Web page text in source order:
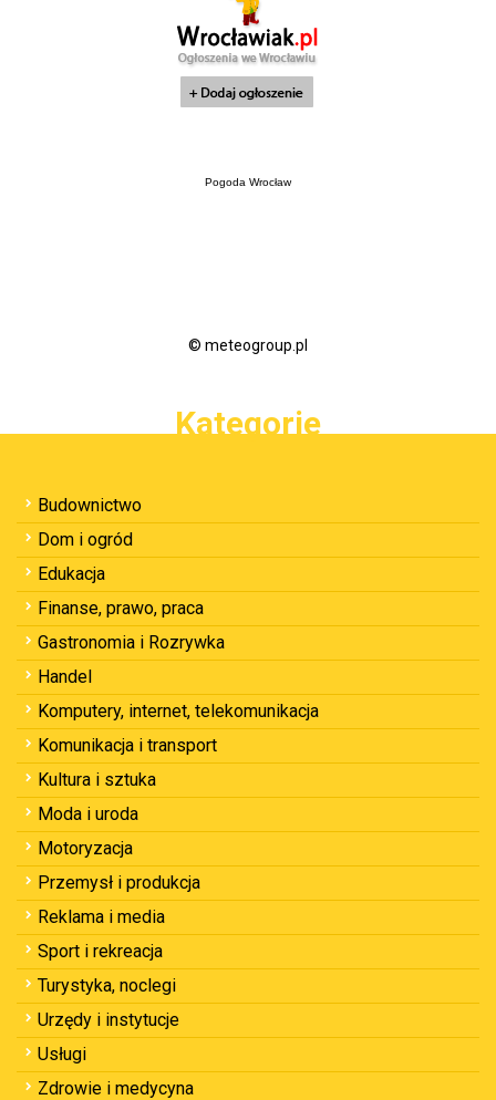
Pogoda Wrocław
© meteogroup.pl
Kategorie
Budownictwo
Dom i ogród
Edukacja
Finanse, prawo, praca
Gastronomia i Rozrywka
Handel
Komputery, internet, telekomunikacja
Komunikacja i transport
Kultura i sztuka
Moda i uroda
Motoryzacja
Przemysł i produkcja
Reklama i media
Sport i rekreacja
Turystyka, noclegi
Urzędy i instytucje
Usługi
Zdrowie i medycyna